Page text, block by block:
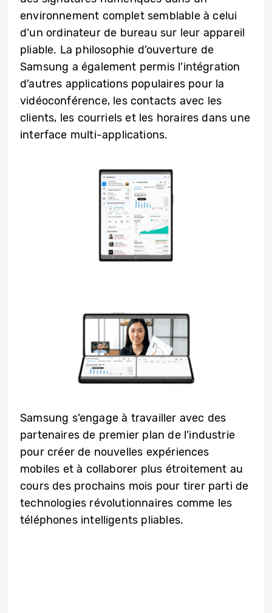
environnement complet semblable à celui
d’un ordinateur de bureau sur leur appareil
pliable. La philosophie d’ouverture de
Samsung a également permis l’intégration
d’autres applications populaires pour la
vidéoconférence, les contacts avec les
clients, les courriels et les horaires dans une
interface multi-applications.
Samsung s’engage à travailler avec des
partenaires de premier plan de l’industrie
pour créer de nouvelles expériences
mobiles et à collaborer plus étroitement au
cours des prochains mois pour tirer parti de
technologies révolutionnaires comme les
téléphones intelligents pliables.